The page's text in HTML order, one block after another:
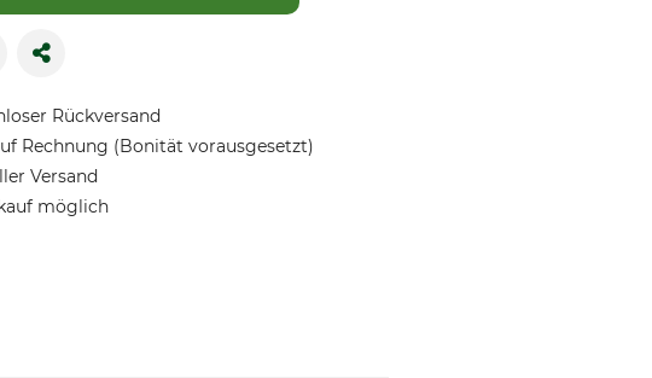
Rückversand
Rechnung (Bonität vorausgesetzt)
Versand
möglich